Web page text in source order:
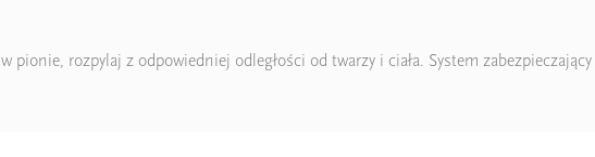
w pionie, rozpylaj z odpowiedniej odległości od twarzy i ciała. System